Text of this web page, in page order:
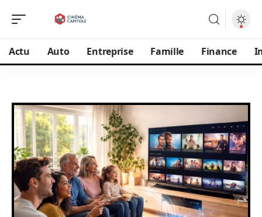
Actu Auto Entreprise Famille Finance